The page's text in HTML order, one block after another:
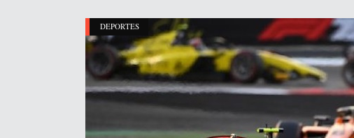
DEPORTES